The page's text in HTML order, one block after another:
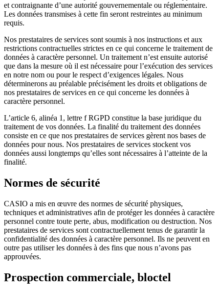
et contraignante d’une autorité gouvernementale ou réglementaire.
Les données transmises à cette fin seront restreintes au minimum
requis.
Nos prestataires de services sont soumis à nos instructions et aux
restrictions contractuelles strictes en ce qui concerne le traitement de
données à caractère personnel. Un traitement n’est ensuite autorisé
que dans la mesure où il est nécessaire pour l’exécution des services
en notre nom ou pour le respect d’exigences légales. Nous
déterminerons au préalable précisément les droits et obligations de
nos prestataires de services en ce qui concerne les données à
caractère personnel.
L’article 6, alinéa 1, lettre f RGPD constitue la base juridique du
traitement de vos données. La finalité du traitement des données
consiste en ce que nos prestataires de services gèrent nos bases de
données pour nous. Nos prestataires de services stockent vos
données aussi longtemps qu’elles sont nécessaires à l’atteinte de la
finalité.
Normes de sécurité
CASIO a mis en œuvre des normes de sécurité physiques,
techniques et administratives afin de protéger les données à caractère
personnel contre toute perte, abus, modification ou destruction. Nos
prestataires de services sont contractuellement tenus de garantir la
confidentialité des données à caractère personnel. Ils ne peuvent en
outre pas utiliser les données à des fins que nous n’avons pas
approuvées.
Prospection commerciale, bloctel